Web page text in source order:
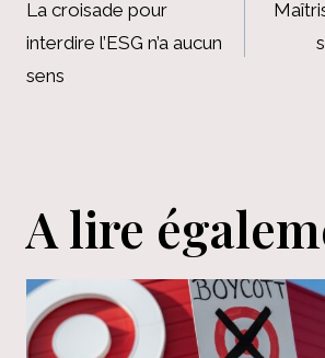
de
l’article
La croisade pour
interdire l’ESG n’a aucun
sens
A lire